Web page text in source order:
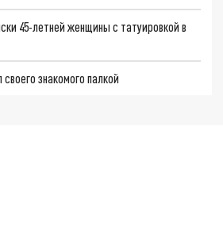
45-летней женщины с татуировкой в
знакомого палкой